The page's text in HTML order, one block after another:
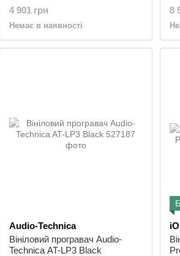
4 901 грн
Немає в наявності
8
Audio-Technica
Вініловий програвач Audio-
Technica AT-LP3 Black